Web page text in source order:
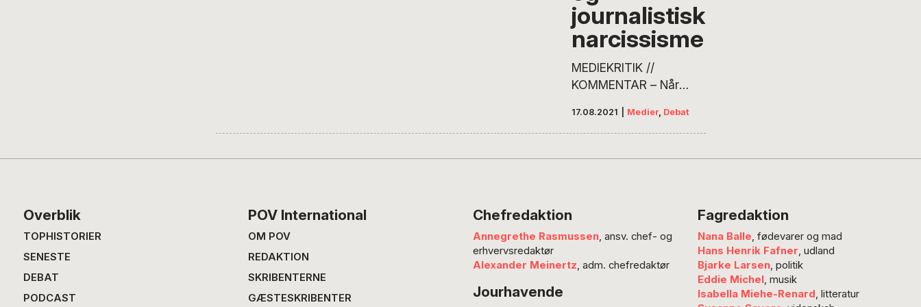
nu prorektor for
Danmarks Medie- og
Grund: “Jeg ved alt om,
at det er et…
journalistisk
narcissisme
MEDIEKRITIK //
KOMMENTAR – Når
magt, stiger magten
dem til hovedet. Senest
Tommy Ahlers i et
moraliserende
omfattede dette: “… fri
17.08.2021 Medier, Debat
Footer
Overblik
TOPHISTORIER
SENESTE
DEBAT
PODCAST
POV International
OM POV
REDAKTION
SKRIBENTERNE
GÆSTESKRIBENTER
Chefredaktion
Annegrethe Rasmussen, ansv. chef- og
erhvervsredaktør
Alexander Meinertz, adm. chefredaktør
Jourhavende
Fagredaktion
Nana Balle, fødevarer og mad
Hans Henrik Fafner, udland
Bjarke Larsen, politik
Eddie Michel, musik
Isabella Miehe-Renard, litteratur